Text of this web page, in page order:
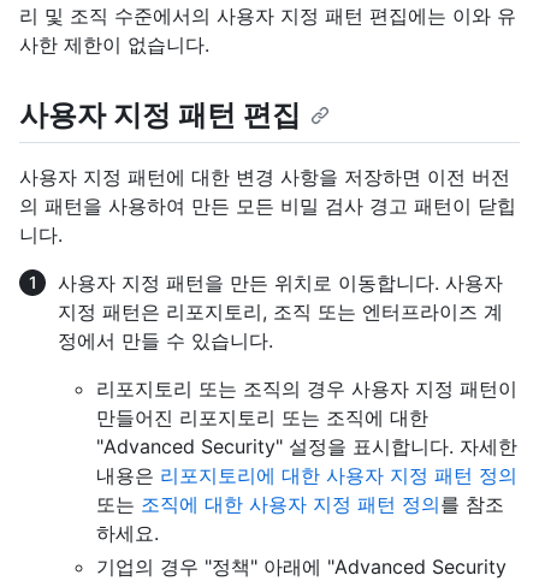
리 및 조직 수준에서의 사용자 지정 패턴 편집에는 이와 유
사한 제한이 없습니다.
사용자 지정 패턴 편집
사용자 지정 패턴에 대한 변경 사항을 저장하면 이전 버전
의 패턴을 사용하여 만든 모든 비밀 검사 경고 패턴이 닫힙
니다.
사용자 지정 패턴을 만든 위치로 이동합니다. 사용자
지정 패턴은 리포지토리, 조직 또는 엔터프라이즈 계
정에서 만들 수 있습니다.
리포지토리 또는 조직의 경우 사용자 지정 패턴이
만들어진 리포지토리 또는 조직에 대한
"Advanced Security" 설정을 표시합니다. 자세한
내용은 리포지토리에 대한 사용자 지정 패턴 정의
또는 조직에 대한 사용자 지정 패턴 정의를 참조
하세요.
기업의 경우 "정책" 아래에 "Advanced Security